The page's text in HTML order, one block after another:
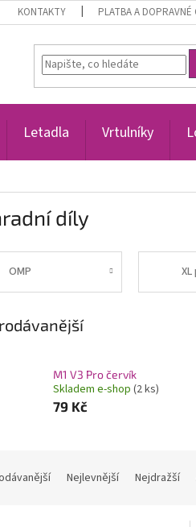
KONTAKTY PLATBA A DOPRAVNÉ
Letadla Vrtulníky
díly
OMP
M1 V3 Pro červík
Skladem e-shop (2 ks)
79 Kč
Nejlevnější Nejdražší